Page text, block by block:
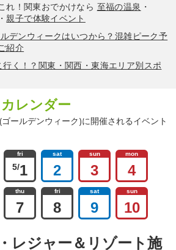
れ！関東おでかけなら 至福の温泉 ・
親子で体験イベント
デンウィークはいつから？混雑ピーク予
紹介
行く！？関東・関西・東海エリア別スポ
レンダー
ールデンウィーク)に開催されるイベント
fri
5/1
sat
2
sun
3
mon
4
thu
7
fri
8
sat
9
sun
10
レジャー＆リゾート施